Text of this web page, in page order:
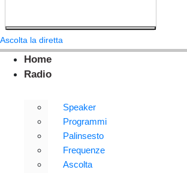
Ascolta la diretta
Home
Radio
Speaker
Programmi
Palinsesto
Frequenze
Ascolta